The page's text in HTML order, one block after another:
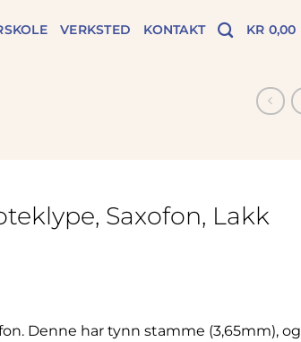
VERKSTED KONTAKT KR 0,00
Saxofon, Lakk
Denne har tynn stamme (3,65mm), og